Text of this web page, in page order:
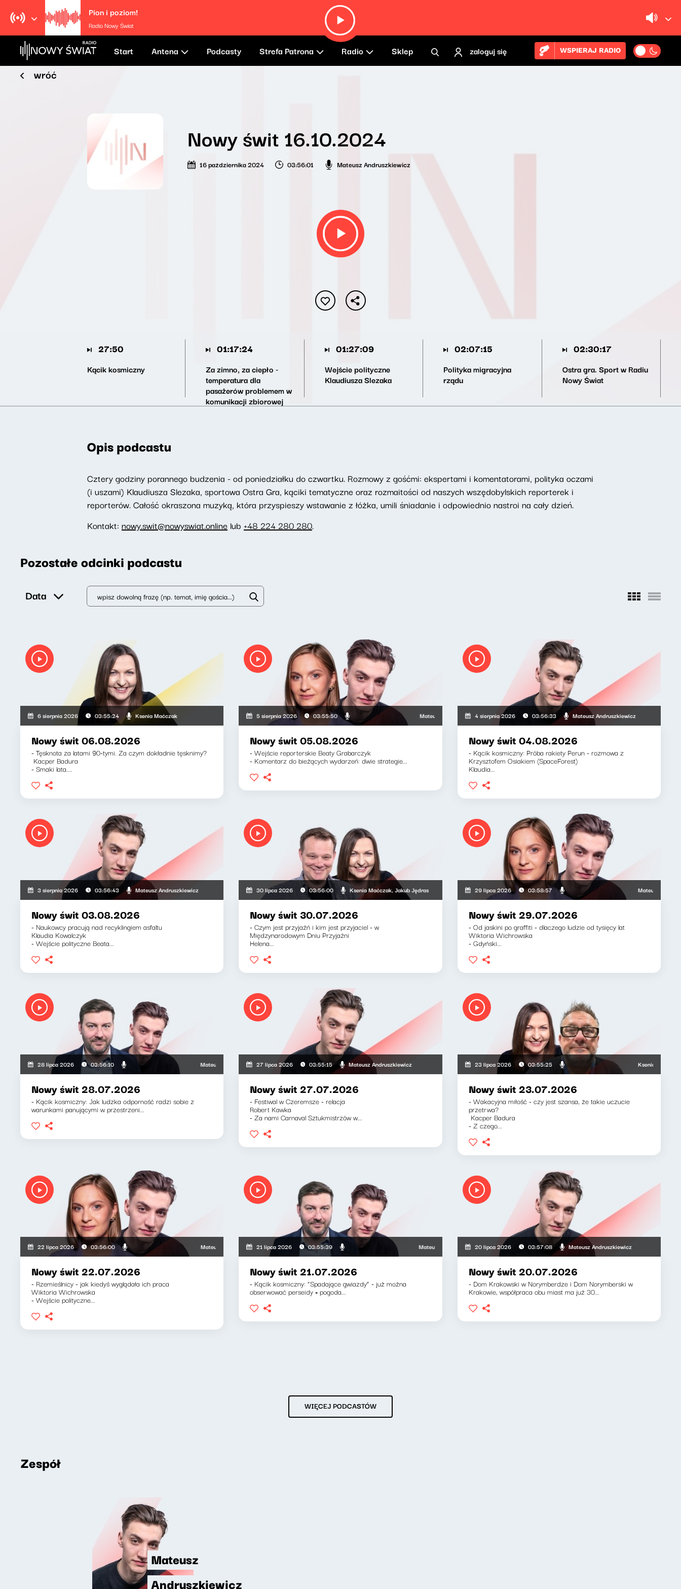
Pion i poziom!
Radio Nowy Świat
Start Antena Podcasty Strefa Patrona Radio Sklep zaloguj się WSPIERAJ RADIO
wróć
Nowy świt 16.10.2024
16 października 2024 03:56:01 Mateusz Andruszkiewicz
27:50
Kącik kosmiczny
01:17:24
Za zimno, za ciepło -
temperatura dla
pasażerów problemem w
komunikacji zbiorowej
01:27:09
Wejście polityczne
Klaudiusza Slezaka
02:07:15
Polityka migracyjna
rządu
02:30:17
Ostra gra. Sport w Radiu
Nowy Świat
Opis podcastu
Cztery godziny porannego budzenia - od poniedziałku do czwartku. Rozmowy z gośćmi: ekspertami i komentatorami, polityka oczami
(i uszami) Klaudiusza Slezaka, sportowa Ostra Gra, kąciki tematyczne oraz rozmaitości od naszych wszędobylskich reporterek i
reporterów. Całość okraszona muzyką, która przyspieszy wstawanie z łóżka, umili śniadanie i odpowiednio nastroi na cały dzień.
Kontakt: nowy.swit@nowyswiat.online lub +48 224 280 280.
Pozostałe odcinki podcastu
Data
6 sierpnia 2026 03:55:24 Ksenia Maćczak
Nowy świt 06.08.2026
- Tęsknota za latami 90-tymi. Za czym dokładnie tęsknimy?
Kacper Badura
- Smaki lata....
5 sierpnia 2026 03:55:50 Mateusz Andruszkiewicz, Zuzanna Iłenda
Nowy świt 05.08.2026
- Wejście reporterskie Beaty Grabarczyk
- Komentarz do bieżących wydarzeń: dwie strategie...
4 sierpnia 2026 03:56:33 Mateusz Andruszkiewicz
Nowy świt 04.08.2026
- Kącik kosmiczny: Próba rakiety Perun - rozmowa z
Krzysztofem Osiakiem (SpaceForest)
Klaudia...
3 sierpnia 2026 03:56:43 Mateusz Andruszkiewicz
Nowy świt 03.08.2026
- Naukowcy pracują nad recyklingiem asfaltu
Klaudia Kowalczyk
- Wejście polityczne Beata...
30 lipca 2026 03:56:00 Ksenia Maćczak, Jakub Jędras
Nowy świt 30.07.2026
- Czym jest przyjaźń i kim jest przyjaciel - w
Międzynarodowym Dniu Przyjaźni
Helena...
29 lipca 2026 03:58:57 Mateusz
Nowy świt 29.07.2026
- Od jaskini po graffiti - dlaczego ludzie od tysięcy lat
Wiktoria Wichrowska
- Gdyński...
28 lipca 2026 03:56:10 Mateusz Andruszkiewicz, Klaudiusz Slezak
Nowy świt 28.07.2026
- Kącik kosmiczny: Jak ludzka odporność radzi sobie z
warunkami panującymi w przestrzeni...
27 lipca 2026 03:55:15 Mateusz Andruszkiewicz
Nowy świt 27.07.2026
- Festiwal w Czeremsze - relacja
Robert Kawka
- Za nami Carnaval Sztukmistrzów w...
23 lipca 2026 03:55:25 Ksenia Maćczak,
Nowy świt 23.07.2026
- Wakacyjna miłość - czy jest szansa, że takie uczucie
przetrwa?
Kacper Badura
- Z czego...
22 lipca 2026 03:56:00 Mateusz Andruszkiewicz, Zuzanna Iłenda
Nowy świt 22.07.2026
- Rzemieślnicy - jak kiedyś wyglądała ich praca
Wiktoria Wichrowska
- Wejście polityczne...
21 lipca 2026 03:55:39 Mateusz Andruszkiewicz, Klaudiusz Slezak
Nowy świt 21.07.2026
- Kącik kosmiczny: “Spadające gwiazdy” - już można
obserwować perseidy + pogoda...
20 lipca 2026 03:57:08 Mateusz Andruszkiewicz
Nowy świt 20.07.2026
- Dom Krakowski w Norymberdze i Dom Norymberski w
Krakowie, współpraca obu miast ma już 30...
WIĘCEJ PODCASTÓW
Zespół
Mateusz
Andruszkiewicz